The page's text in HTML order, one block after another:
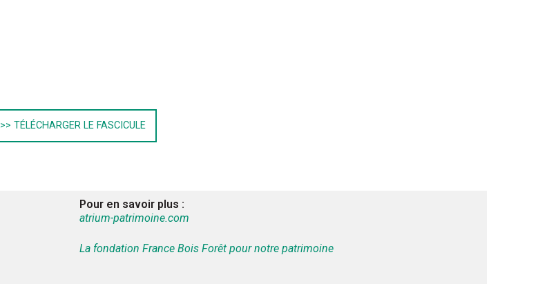
>> TÉLÉCHARGER LE FASCICULE
Pour en savoir plus :
atrium-patrimoine.com
La fondation France Bois Forêt pour notre patrimoine